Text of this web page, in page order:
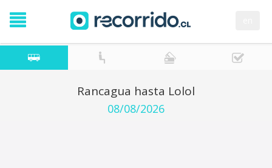
Rancagua hasta Lolol
08/08/2026